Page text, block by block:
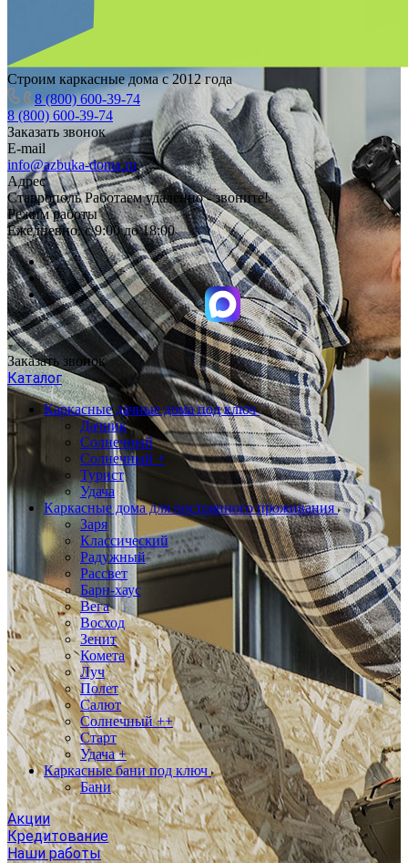
Строим каркасные дома с 2012 года
8 (800) 600-39-74
8 (800) 600-39-74
Заказать звонок
E-mail
info@azbuka-doma.ru
Адрес
Ставрополь Работаем удаленно - звоните!
Режим работы
Ежедневно: с 9:00 до 18:00
Заказать звонок
Каталог
Каркасные дачные дома под ключ
Дачник
Солнечный
Солнечный +
Турист
Удача
Каркасные дома для постоянного проживания
Заря
Классический
Радужный
Рассвет
Барн-хаус
Вега
Восход
Зенит
Комета
Луч
Полет
Салют
Солнечный ++
Старт
Удача +
Каркасные бани под ключ
Бани
Акции
Кредитование
Наши работы